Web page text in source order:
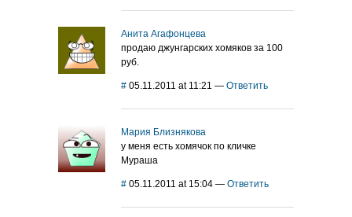
Анита Агафонцева
продаю джунгарских хомяков за 100
руб.
# 05.11.2011 at 11:21 — Ответить
Мария Близнякова
у меня есть хомячок по кличке
Мураша
# 05.11.2011 at 15:04 — Ответить